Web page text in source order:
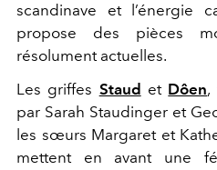
scandinave et l’énergie
propose des pièces
résolument actuelles.
Les griffes Staud et Dôen,
par Sarah Staudinger et
les sœurs Margaret et
mettent en avant une